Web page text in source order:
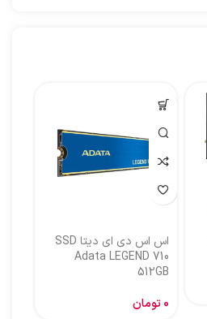
اس اس دی ای دیتا SSD
Adata LEGEND 710
512GB
0تومان